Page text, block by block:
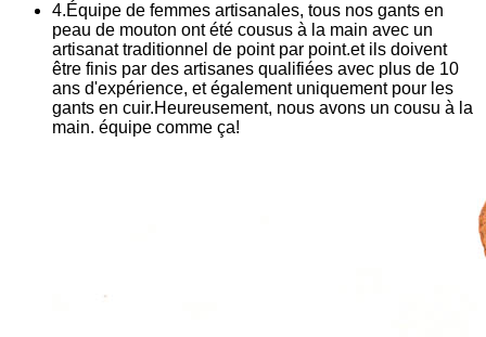
4.Équipe de femmes artisanales, tous nos gants en
peau de mouton ont été cousus à la main avec un
artisanat traditionnel de point par point.et ils doivent
être finis par des artisanes qualifiées avec plus de 10
ans d'expérience, et également uniquement pour les
gants en cuir.Heureusement, nous avons un cousu à la
main. équipe comme ça!